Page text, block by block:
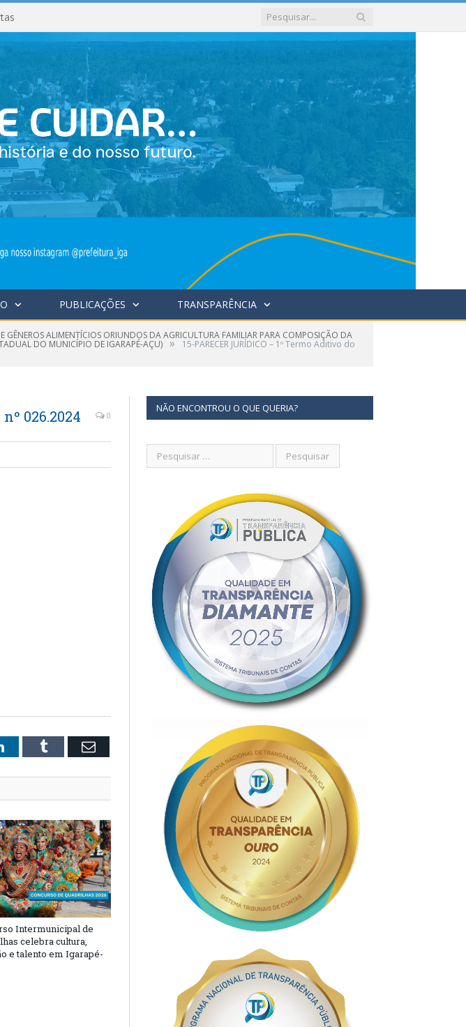
PUBLICAÇÕES TRANSPARÊNCIA
ALIMENTÍCIOS ORIUNDOS DA AGRICULTURA FAMILIAR PARA COMPOSIÇÃO DA
DO MUNICÍPIO DE IGARAPÉ-AÇU) » 15-PARECER JURÍDICO – 1º Termo Aditivo do
026.2024 0
LinkedInTumblr Email
Intermunicipal de
celebra cultura,
e talento em Igarapé-
NÃO ENCONTROU O QUE QUERIA?